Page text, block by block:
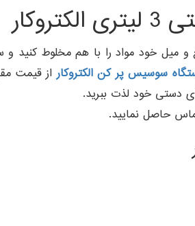
میل خود مواد را با هم مخلوط
سوسیس پر کن الکتروکاراز قیمت
دستی خود لذت ببرید.